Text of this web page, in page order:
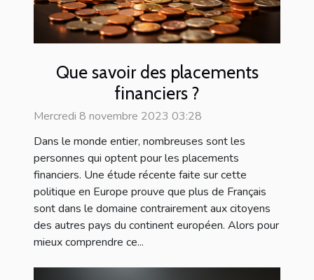
Que savoir des placements
financiers ?
Mercredi 8 novembre 2023 03:28
Dans le monde entier, nombreuses sont les
personnes qui optent pour les placements
financiers. Une étude récente faite sur cette
politique en Europe prouve que plus de Français
sont dans le domaine contrairement aux citoyens
des autres pays du continent européen. Alors pour
mieux comprendre ce...